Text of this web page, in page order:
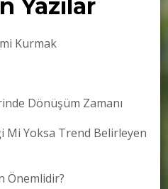
Yazılar
Kurmak
Dönüşüm Zamanı
Mi Yoksa Trend Belirleyen
Önemlidir?